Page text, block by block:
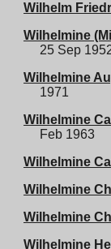
Wilhelm
Wilhelmine
25 Sep
Wilhelmine
1971
Wilhelmine
Feb 1963
Wilhelmine
Wilhelmine
Wilhelmine
Wilhelmine